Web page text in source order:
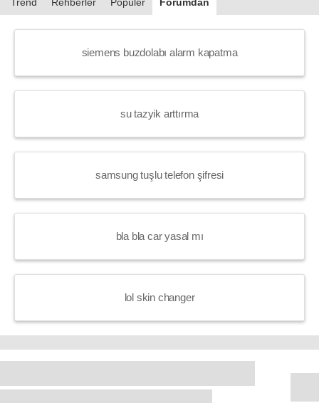
siemens buzdolabı alarm kapatma
su tazyik arttırma
samsung tuşlu telefon şifresi
bla bla car yasal mı
lol skin changer